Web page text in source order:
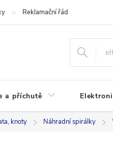
Reklamační řád
a příchutě
knoty Náhradní spirálky